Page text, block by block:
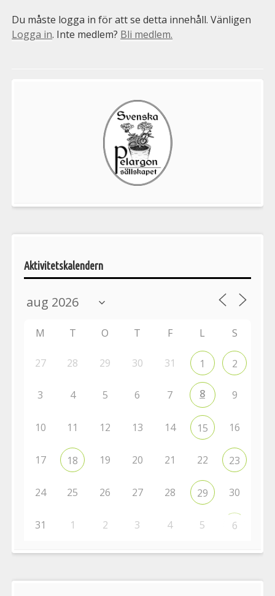
Du måste logga in för att se detta innehåll. Vänligen
Logga in. Inte medlem? Bli medlem.
Pelargonsällskapets
Aktivitetskalendern
M T O T F L S
27 28 29 30 31 1 2
3 4 5 6 7 8 9
10 11 12 13 14 15 16
17 18 19 20 21 22 23
24 25 26 27 28 29 30
31 1 2 3 4 5 6